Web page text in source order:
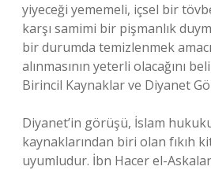
yiyeceği yememeli, içsel bir
karşı samimi bir pişmanlık
bir durumda temizlenmek
alınmasının yeterli olacağını
Birincil Kaynaklar ve Diyanet
Diyanet’in görüşü, İslam
kaynaklarından biri olan fıkıh
uyumludur. İbn Hacer el-